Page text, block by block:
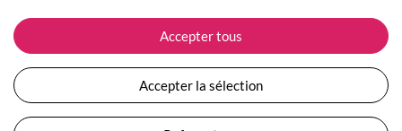
Nos engagements
Plan du site
Devenir revendeur
Collection Femme
Collection Enfants
Les Totebags
Nos différents thèmes
ASSISTANCE
Suivre ma commande
Expédition et livraison
Retour et remboursement
Moyens de paiement
Accepter tous
Accepter la sélection